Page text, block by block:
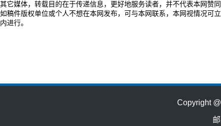
其它媒体，转载目的在于传递信息，更好地服务读者，并不代表本网赞
如稿件版权单位或个人不想在本网发布，可与本网联系，本网视情况可
内进行。
Copyright